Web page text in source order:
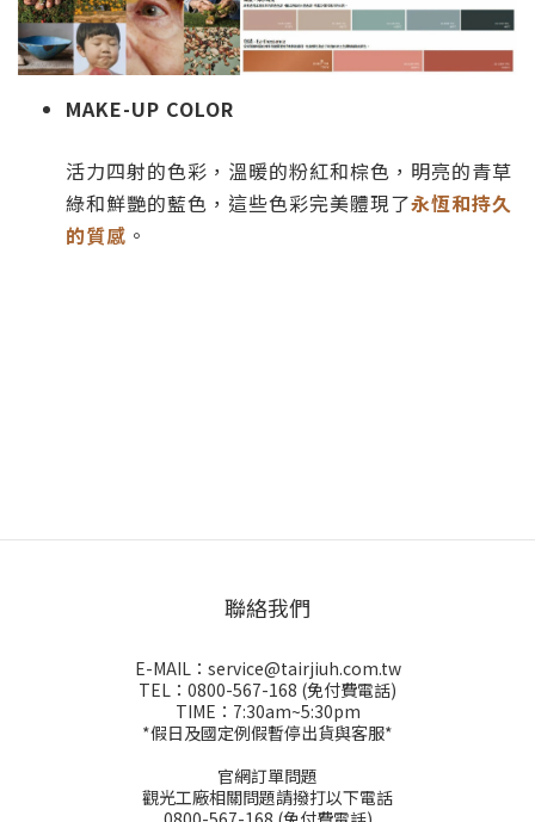
MAKE-UP COLOR
活力四射的色彩，溫暖的粉紅和棕色，明亮的青草
綠和鮮艷的藍色，這些色彩完美體現了永恆和持久
的質感 。
聯絡我們
E-MAIL：service@tairjiuh.com.tw
TEL：0800-567-168 (免付費電話)
TIME：7:30am~5:30pm
*假日及國定例假暫停出貨與客服*
官網訂單問題
觀光工廠相關問題請撥打以下電話